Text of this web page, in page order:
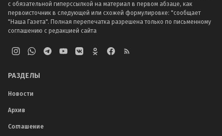
с обязательной гиперссылкой на материал в первом абзаце, как
первоисточник в следующей или схожей формулировке: "сообщает
"Наша Газета". Полная перепечатка разрешена только по письменному
соглашению с редакцией сайта
РАЗДЕЛЫ
Новости
Архив
Соглашение